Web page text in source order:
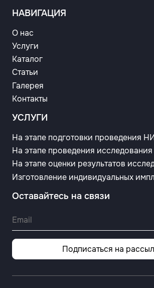
НАВИГАЦИЯ
О нас
Услуги
Каталог
Статьи
Галерея
Контакты
УСЛУГИ
На этапе подготовки проведения
На этапе проведения исследования
На этапе оценки результатов
Изготовление индивидуальных
Оставайтесь на связи
Подписаться на